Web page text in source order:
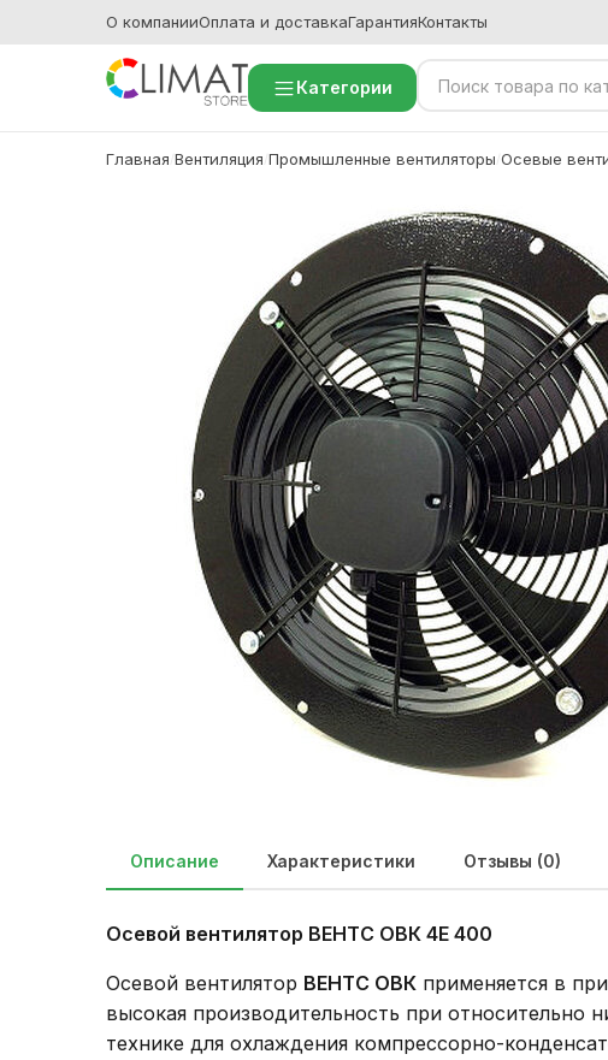
О компанииОплата и доставкаГарантияКонтакты
Категории
Главная Вентиляция Промышленные вентиляторы Осевые
Описание Характеристики Отзывы (0)
Осевой вентилятор ВЕНТС ОВК 4Е 400
Осевой вентилятор ВЕНТС ОВК применяется в
высокая производительность при относительно
технике для охлаждения компрессорно-